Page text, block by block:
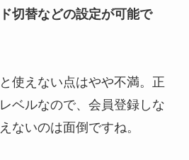
切替などの設定が可能で
使えない点はやや不満。正
ベルなので、会員登録しな
ないのは面倒ですね。